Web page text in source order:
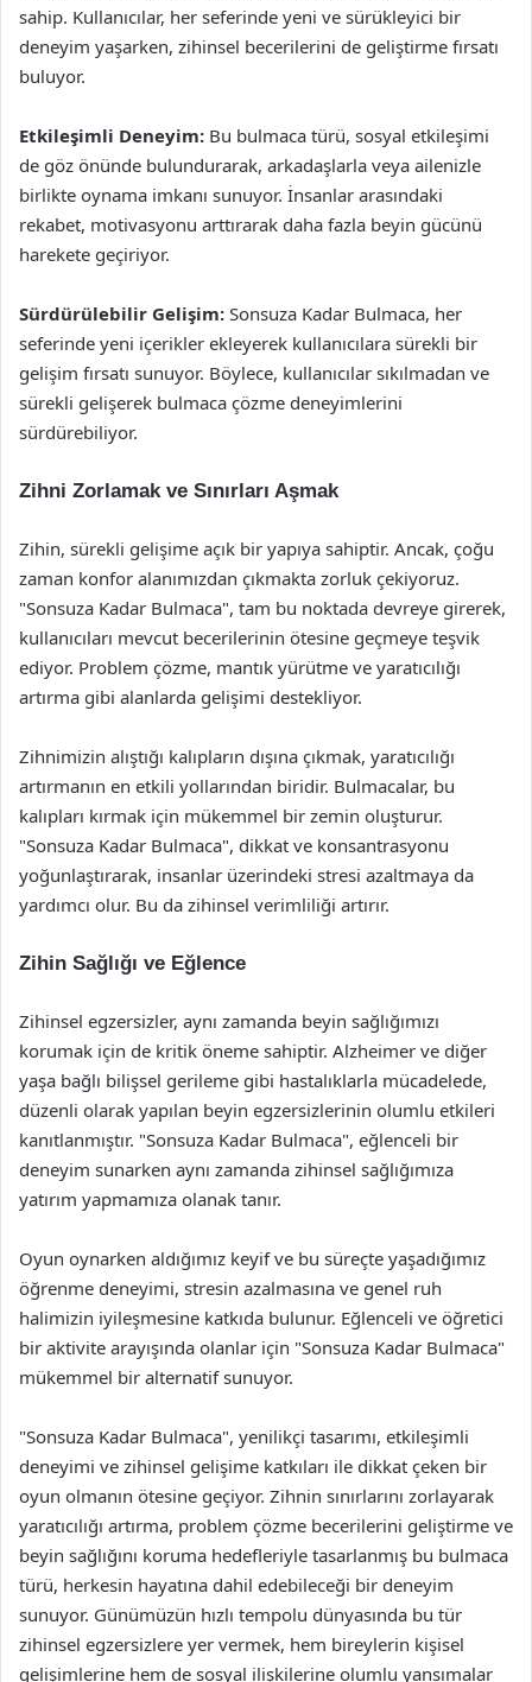
sahip. Kullanıcılar, her seferinde yeni ve sürükleyici bir
deneyim yaşarken, zihinsel becerilerini de geliştirme fırsatı
buluyor.
Etkileşimli Deneyim: Bu bulmaca türü, sosyal etkileşimi
de göz önünde bulundurarak, arkadaşlarla veya ailenizle
birlikte oynama imkanı sunuyor. İnsanlar arasındaki
rekabet, motivasyonu arttırarak daha fazla beyin gücünü
harekete geçiriyor.
Sürdürülebilir Gelişim: Sonsuza Kadar Bulmaca, her
seferinde yeni içerikler ekleyerek kullanıcılara sürekli bir
gelişim fırsatı sunuyor. Böylece, kullanıcılar sıkılmadan ve
sürekli gelişerek bulmaca çözme deneyimlerini
sürdürebiliyor.
Zihni Zorlamak ve Sınırları Aşmak
Zihin, sürekli gelişime açık bir yapıya sahiptir. Ancak, çoğu
zaman konfor alanımızdan çıkmakta zorluk çekiyoruz.
"Sonsuza Kadar Bulmaca", tam bu noktada devreye girerek,
kullanıcıları mevcut becerilerinin ötesine geçmeye teşvik
ediyor. Problem çözme, mantık yürütme ve yaratıcılığı
artırma gibi alanlarda gelişimi destekliyor.
Zihnimizin alıştığı kalıpların dışına çıkmak, yaratıcılığı
artırmanın en etkili yollarından biridir. Bulmacalar, bu
kalıpları kırmak için mükemmel bir zemin oluşturur.
"Sonsuza Kadar Bulmaca", dikkat ve konsantrasyonu
yoğunlaştırarak, insanlar üzerindeki stresi azaltmaya da
yardımcı olur. Bu da zihinsel verimliliği artırır.
Zihin Sağlığı ve Eğlence
Zihinsel egzersizler, aynı zamanda beyin sağlığımızı
korumak için de kritik öneme sahiptir. Alzheimer ve diğer
yaşa bağlı bilişsel gerileme gibi hastalıklarla mücadelede,
düzenli olarak yapılan beyin egzersizlerinin olumlu etkileri
kanıtlanmıştır. "Sonsuza Kadar Bulmaca", eğlenceli bir
deneyim sunarken aynı zamanda zihinsel sağlığımıza
yatırım yapmamıza olanak tanır.
Oyun oynarken aldığımız keyif ve bu süreçte yaşadığımız
öğrenme deneyimi, stresin azalmasına ve genel ruh
halimizin iyileşmesine katkıda bulunur. Eğlenceli ve öğretici
bir aktivite arayışında olanlar için "Sonsuza Kadar Bulmaca"
mükemmel bir alternatif sunuyor.
"Sonsuza Kadar Bulmaca", yenilikçi tasarımı, etkileşimli
deneyimi ve zihinsel gelişime katkıları ile dikkat çeken bir
oyun olmanın ötesine geçiyor. Zihnin sınırlarını zorlayarak
yaratıcılığı artırma, problem çözme becerilerini geliştirme ve
beyin sağlığını koruma hedefleriyle tasarlanmış bu bulmaca
türü, herkesin hayatına dahil edebileceği bir deneyim
sunuyor. Günümüzün hızlı tempolu dünyasında bu tür
zihinsel egzersizlere yer vermek, hem bireylerin kişisel
gelişimlerine hem de sosyal ilişkilerine olumlu yansımalar